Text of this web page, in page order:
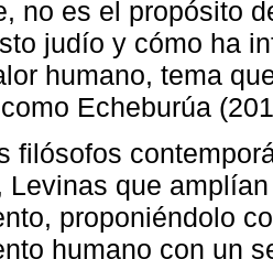
no es el propósito
judío y cómo ha
humano, tema
Echeburúa
filósofos
Levinas que
proponiéndolo
humano con un